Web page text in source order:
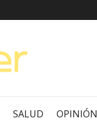
SALUD OPINIÓN